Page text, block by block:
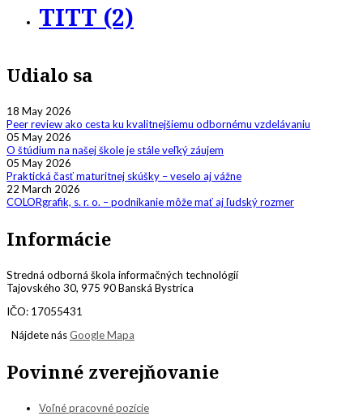
TITT (2)
Udialo sa
18 May 2026
Peer review ako cesta ku kvalitnejšiemu odbornému vzdelávaniu
05 May 2026
O štúdium na našej škole je stále veľký záujem
05 May 2026
Praktická časť maturitnej skúšky – veselo aj vážne
22 March 2026
COLORgrafik, s. r. o. – podnikanie môže mať aj ľudský rozmer
Informácie
Stredná odborná škola informačných technológií
Tajovského 30, 975 90 Banská Bystrica
IČO: 17055431
Nájdete násGoogle Mapa
Povinné zverejňovanie
Voľné pracovné pozície